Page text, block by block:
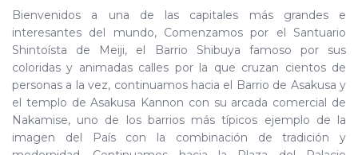
Bienvenidos a una de las capitales más grandes e
interesantes del mundo, Comenzamos por el Santuario
Shintoísta de Meiji, el Barrio Shibuya famoso por sus
coloridas y animadas calles por la que cruzan cientos de
personas a la vez, continuamos hacia el Barrio de Asakusa y
el templo de Asakusa Kannon con su arcada comercial de
Nakamise, uno de los barrios más típicos ejemplo de la
imagen del País con la combinación de tradición y